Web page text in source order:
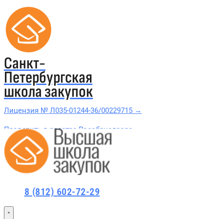
Санкт-
Петербургская
школа закупок
Лицензия № Л035-01244-36/00229715 →
Проверить в реестре Рособрнадзора →
Все курсы 44-ФЗ и 223-ФЗ
Курсы по 223-ФЗ
8 (812) 602-72-29